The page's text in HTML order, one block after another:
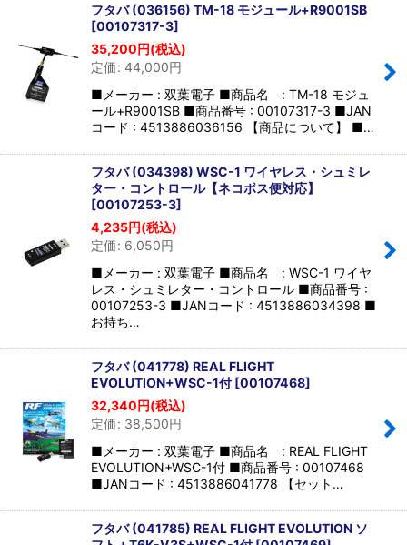
フタバ (036156) TM-18 モジュール+R9001SB
[00107317-3]
35,200円(税込)
定価: 44,000円
■メーカー : 双葉電子 ■商品名 : TM-18 モジュ
ール+R9001SB ■商品番号 : 00107317-3 ■JAN
コード : 4513886036156 【商品について】 ■…
フタバ (034398) WSC-1 ワイヤレス・シュミレ
ター・コントロール【ネコポス便対応】
[00107253-3]
4,235円(税込)
定価: 6,050円
■メーカー : 双葉電子 ■商品名 : WSC-1 ワイヤ
レス・シュミレター・コントロール ■商品番号 :
00107253-3 ■JANコード : 4513886034398 ■
お持ち…
フタバ (041778) REAL FLIGHT
EVOLUTION+WSC-1付[00107468]
32,340円(税込)
定価: 38,500円
■メーカー : 双葉電子 ■商品名 : REAL FLIGHT
EVOLUTION+WSC-1付 ■商品番号 : 00107468
■JANコード : 4513886041778 【セット…
フタバ (041785) REAL FLIGHT EVOLUTION ソ